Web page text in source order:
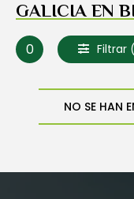
GALICIA EN
0 Filtrar
NO SE HAN